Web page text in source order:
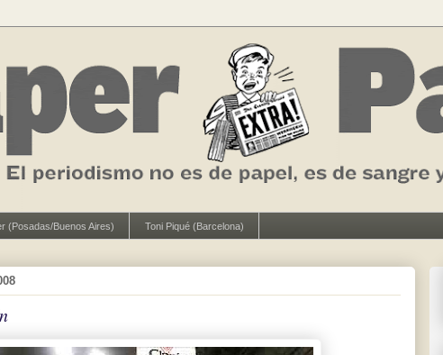
(Posadas/Buenos Aires) Toni Piqué (Barcelona)